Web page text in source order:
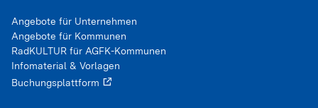
Angebote für Unternehmen
Angebote für Kommunen
RadKULTUR für AGFK-Kommunen
Infomaterial & Vorlagen
Buchungsplattform
Variiert je nach Cookie (Session bis zu 2 Jahre)